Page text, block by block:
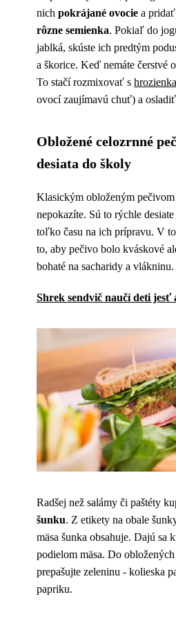
nich pokrájané ovocie a
rôzne semienka. Pokiaľ do
jablká, skúste ich predtým
a škorice. Keď nemáte čerstvé
To stačí rozmixovať s
ovocí zaujímavú chuť) a
Obložené celozrnné
desiata do školy
Klasickým obloženým pečivom
nepokazíte. Sú to rýchle
toľko času na ich prípravu. V
to, aby pečivo bolo kváskové
bohaté na sacharidy a vlákninu.
Shrek sendvič naučí deti jesť
Radšej než salámy či paštéty
šunku. Z etikety na obale
mäsa šunka obsahuje. Dajú sa
podielom mäsa. Do
prepašujte zeleninu - kolieska
papriku.